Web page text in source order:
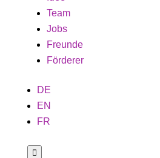
Team
Jobs
Freunde
Förderer
DE
EN
FR
